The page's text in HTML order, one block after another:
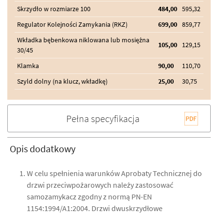
Skrzydło w rozmiarze 100
484,00 595,32
Regulator Kolejności Zamykania (RKZ)
699,00 859,77
Wkładka bębenkowa niklowana lub mosiężna
30/45
105,00 129,15
Klamka 90,00
110,70
Szyld dolny (na klucz, wkładkę)
25,00 30,75
Pełna specyfikacja
Opis dodatkowy
W celu spełnienia warunków Aprobaty Technicznej do
drzwi przeciwpożarowych należy zastosować
samozamykacz zgodny z normą PN-EN
1154:1994/A1:2004. Drzwi dwuskrzydłowe